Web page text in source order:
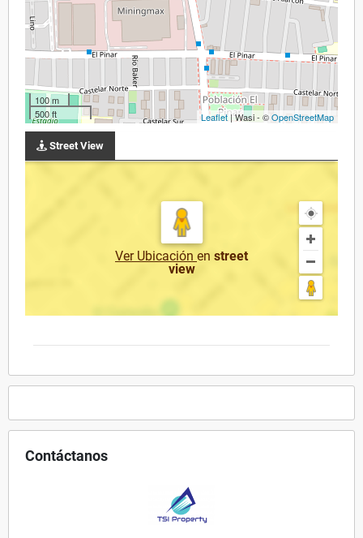
100 m
500 ft
Leaflet | Wasi - ©OpenStreetMap
Street View
Ver Ubicación en street
view
Contáctanos